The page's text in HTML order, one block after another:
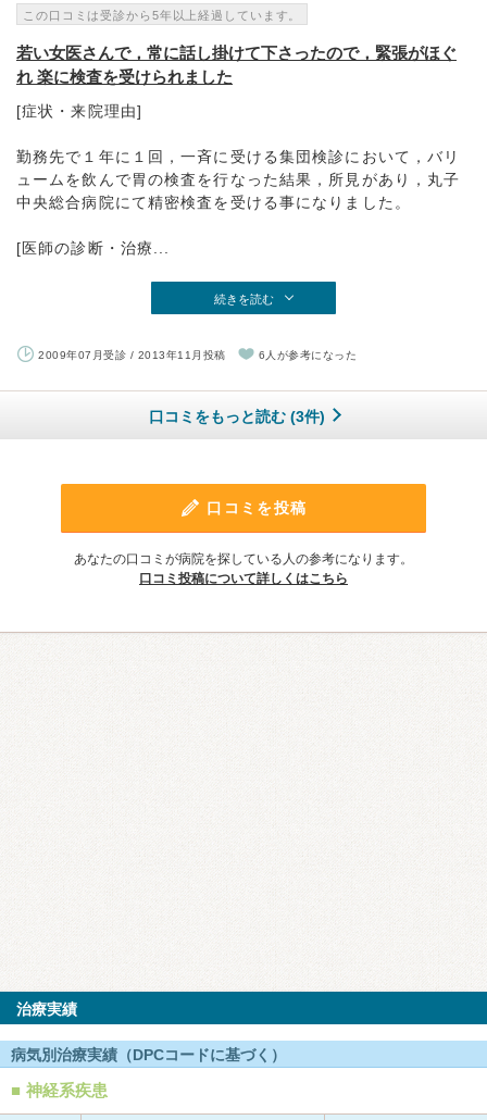
この口コミは受診から5年以上経過しています。
若い女医さんで，常に話し掛けて下さったので，緊張がほぐ
れ 楽に検査を受けられました
[症状・来院理由]
勤務先で１年に１回，一斉に受ける集団検診において，バリ
ュームを飲んで胃の検査を行なった結果，所見があり，丸子
中央総合病院にて精密検査を受ける事になりました。
[医師の診断・治療...
続きを読む
2009年07月受診 / 2013年11月投稿 6人が参考になった
口コミをもっと読む (3件)
口コミを投稿
あなたの口コミが病院を探している人の参考になります。
口コミ投稿について詳しくはこちら
治療実績
病気別治療実績（DPCコードに基づく）
神経系疾患